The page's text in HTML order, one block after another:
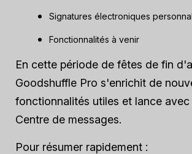
Signatures électroniques
Fonctionnalités à venir
En cette période de fêtes de fin
Goodshuffle Pro s'enrichit de
fonctionnalités utiles et lance
Centre de messages.
Pour résumer rapidement :